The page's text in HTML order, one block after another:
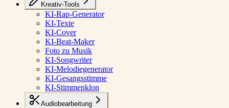
Kreativ-Tools
KI-Rap-Generator
KI-Texte
KI-Cover
KI-Beat-Maker
Foto zu Musik
KI-Songwriter
KI-Melodiegenerator
KI-Gesangsstimme
KI-Stimmenklon
Audiobearbeitung